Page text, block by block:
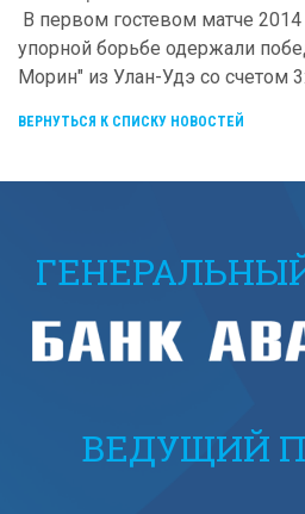
В первом гостевом матче
упорной борьбе одержали
Морин" из Улан-Удэ со счетом
ВЕРНУТЬСЯ К СПИСКУ НОВОСТЕЙ
ВЕДУЩИЙ